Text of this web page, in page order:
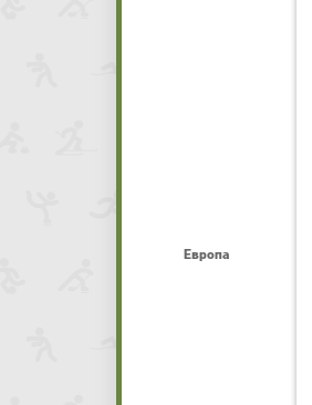
Европа